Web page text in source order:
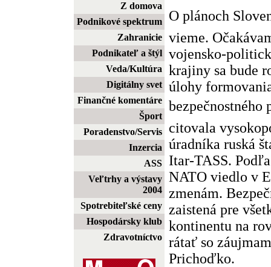
Z domova
Podnikové spektrum
Zahranicie
Podnikateľ a štýl
Veda/Kultúra
Digitálny svet
Finančné komentáre
Šport
Poradenstvo/Servis
Inzercia
ASS
Veľtrhy a výstavy
2004
Spotrebiteľské ceny
Hospodársky klub
Zdravotníctvo
O plánoch
vieme.
vojensko-
krajiny sa bude
úlohy
bezpečnostného
citovala
úradníka ruská
Itar-TASS.
NATO viedlo v
zmenám.
zaistená pre
kontinentu na
rátať so
Prichoďko.